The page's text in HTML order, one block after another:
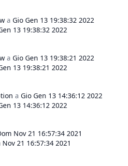
a Gio Gen 13 19:38:32 2022
13 19:38:32 2022
a Gio Gen 13 19:38:21 2022
13 19:38:21 2022
a Gio Gen 13 14:36:12 2022
13 14:36:12 2022
Nov 21 16:57:34 2021
Nov 21 16:57:34 2021